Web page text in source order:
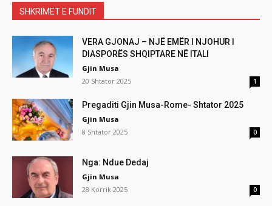
SHKRIMET E FUNDIT
VERA GJONAJ – NJË EMËR I NJOHUR I
DIASPORËS SHQIPTARE NË ITALI
Gjin Musa
20 Shtator 2025
1
Pregaditi Gjin Musa-Rome- Shtator 2025
Gjin Musa
8 Shtator 2025
0
Nga: Ndue Dedaj
Gjin Musa
28 Korrik 2025
0